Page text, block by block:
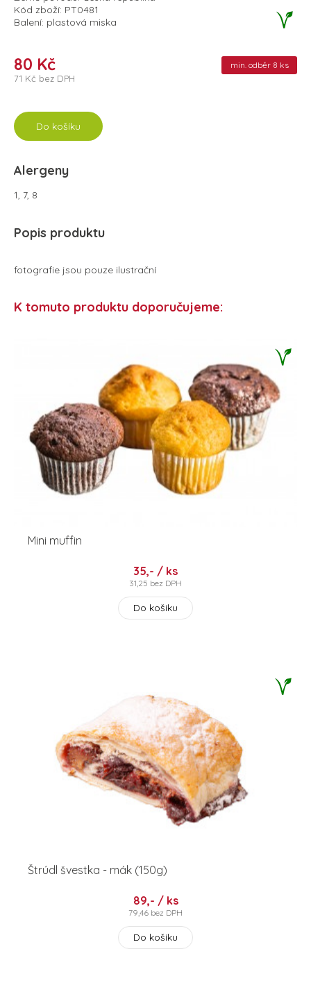
Kód zboží: PT0481
Balení: plastová miska
80 Kč
71 Kč bez DPH
min. odběr 8 ks
Do košíku
Alergeny
1, 7, 8
Popis produktu
fotografie jsou pouze ilustrační
K tomuto produktu doporučujeme:
Mini muffin
35,- / ks
31,25 bez DPH
Do košíku
Štrúdl švestka - mák (150g)
89,- / ks
79,46 bez DPH
Do košíku